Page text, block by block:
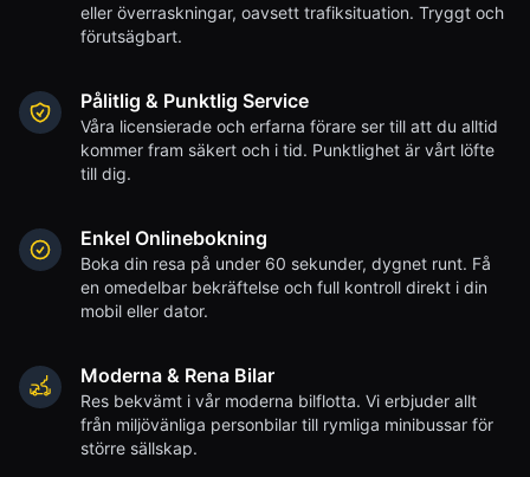
eller överraskningar, oavsett trafiksituation. Tryggt och
förutsägbart.
Pålitlig & Punktlig Service
Våra licensierade och erfarna förare ser till att du alltid
kommer fram säkert och i tid. Punktlighet är vårt löfte
till dig.
Enkel Onlinebokning
Boka din resa på under 60 sekunder, dygnet runt. Få
en omedelbar bekräftelse och full kontroll direkt i din
mobil eller dator.
Moderna & Rena Bilar
Res bekvämt i vår moderna bilflotta. Vi erbjuder allt
från miljövänliga personbilar till rymliga minibussar för
större sällskap.